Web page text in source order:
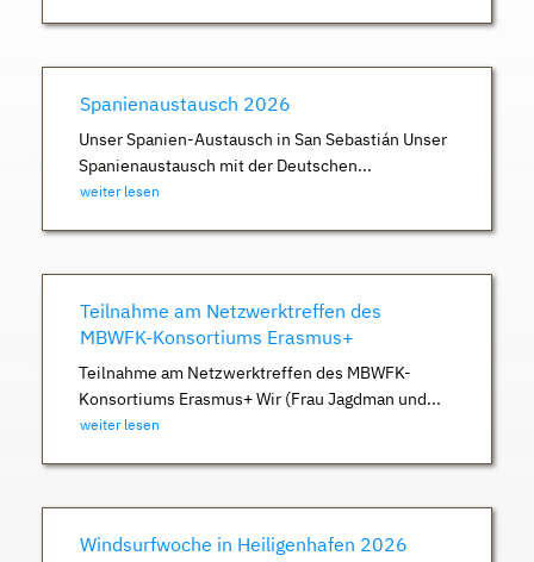
Spanienaustausch 2026
Unser Spanien-Austausch in San Sebastián Unser
Spanienaustausch mit der Deutschen...
weiter lesen
Teilnahme am Netzwerktreffen des
MBWFK-Konsortiums Erasmus+
Teilnahme am Netzwerktreffen des MBWFK-
Konsortiums Erasmus+ Wir (Frau Jagdman und...
weiter lesen
Windsurfwoche in Heiligenhafen 2026